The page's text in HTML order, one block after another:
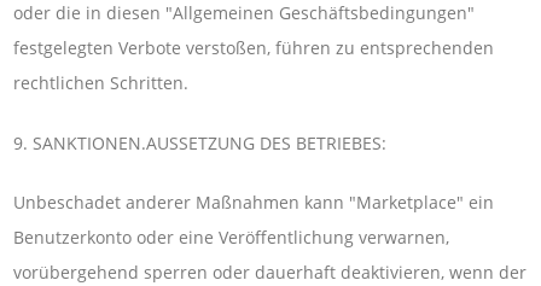
oder die in diesen "Allgemeinen Geschäftsbedingungen"
festgelegten Verbote verstoßen, führen zu entsprechenden
rechtlichen Schritten.
9. SANKTIONEN.AUSSETZUNG DES BETRIEBES:
Unbeschadet anderer Maßnahmen kann "Marketplace" ein
Benutzerkonto oder eine Veröffentlichung verwarnen,
vorübergehend sperren oder dauerhaft deaktivieren, wenn der